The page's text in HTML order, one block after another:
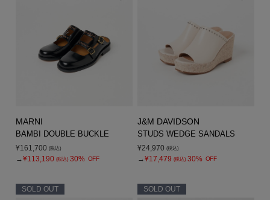
MARNI
BAMBI DOUBLE BUCKLE
¥161,700 (税込)
→¥113,190 (税込) 30% OFF
J&M DAVIDSON
STUDS WEDGE SANDALS
¥24,970 (税込)
→¥17,479 (税込) 30% OFF
SOLD OUT SOLD OUT